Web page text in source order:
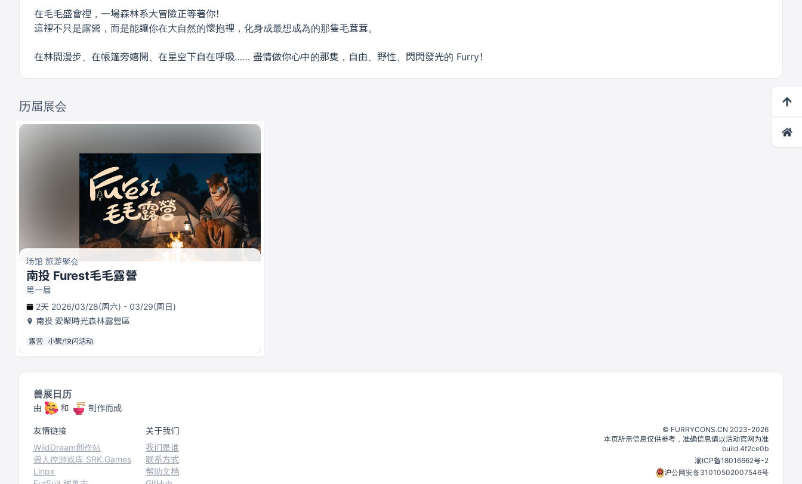
在毛毛盛會裡，一場森林系大冒險正等著你！
這裡不只是露營，而是能讓你在大自然的懷抱裡，化身成最想成為的那隻毛茸茸。
在林間漫步、在帳篷旁嬉鬧、在星空下自在呼吸…… 盡情做你心中的那隻，自由、野性、閃閃發光的 Furry！
历届展会
场馆 旅游聚会
南投 Furest毛毛露營
第一届
2天 2026/03/28(周六) - 03/29(周日)
南投 愛聚時光森林露營區
露营 小聚/快闪活动
兽展日历
由 和 制作而成
友情链接
WildDream创作站
兽人控游戏库 SRK.Games
Linpx
关于我们
我们是谁
联系方式
帮助文档
©️ FURRYCONS.CN 2023-2026
本页所示信息仅供参考，准确信息请以活动官网为准
build.4f2ce0b
渝ICP备18016662号-2
沪公网安备31010502007546号